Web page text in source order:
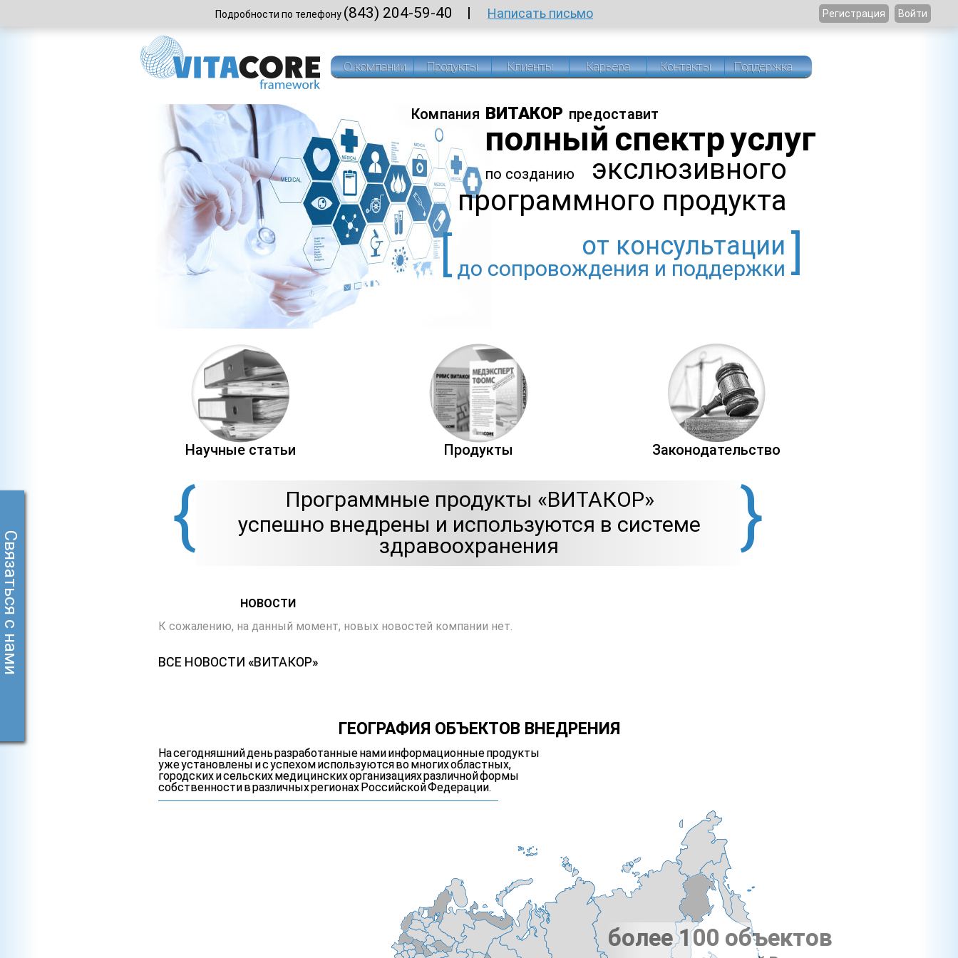
Связаться с нами
Подробности по телефону (843) 204-59-40 Написать письмо Регистрация Войти
О компании Продукты Клиенты Карьера Контакты Поддержка
Компания ВИТАКОР предоставит
полный спектр услуг
по созданию
экслюзивного
программного продукта
от консультации
до сопровождения и поддержки
Научные статьи Продукты Законодательство
{
Программные продукты «ВИТАКОР»
успешно внедрены и используются в системе
здравоохранения
}
НОВОСТИ
К сожалению, на данный момент, новых новостей компании нет.
ВСЕ НОВОСТИ «ВИТАКОР»
ГЕОГРАФИЯ ОБЪЕКТОВ ВНЕДРЕНИЯ
На сегодняшний день разработанные нами информационные продукты
уже установлены и с успехом используются во многих областных,
городских и сельских медицинских организациях различной формы
собственности в различных регионах Российской Федерации.
более 100 объектов